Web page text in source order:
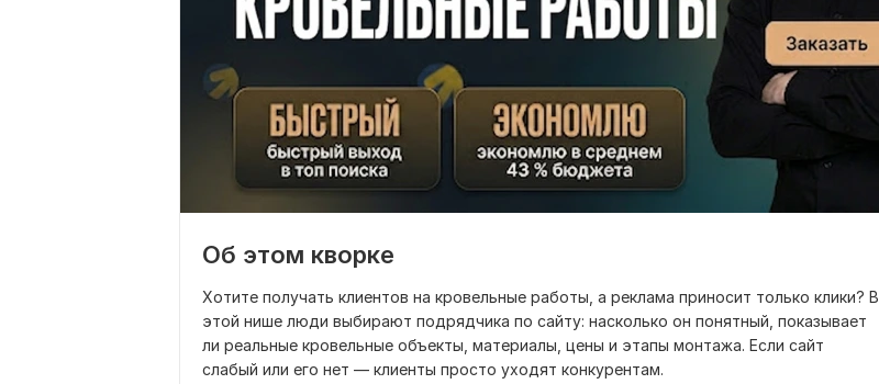
Об этом кворке
Хотите получать клиентов на кровельные работы, а реклама приносит только клики? В
этой нише люди выбирают подрядчика по сайту: насколько он понятный, показывает
ли реальные кровельные объекты, материалы, цены и этапы монтажа. Если сайт
слабый или его нет — клиенты просто уходят конкурентам.